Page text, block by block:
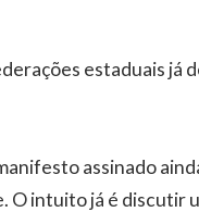
estaduais já
assinado
O intuito já é discutir